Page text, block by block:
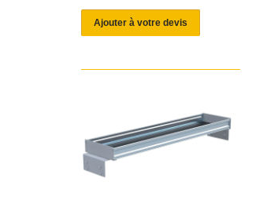
Ajouter à votre devis